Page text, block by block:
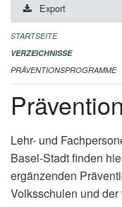
DURCHFÜHRUNG UND
IMPRESSUM
Export
STARTSEITE
VERZEICHNISSE
PRÄVENTIONSPROGRAMME
Lehr- und
Basel-Stadt finden
ergänzenden
Volksschulen und